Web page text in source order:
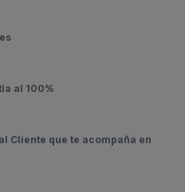
al 100%
Cliente que te acompaña en